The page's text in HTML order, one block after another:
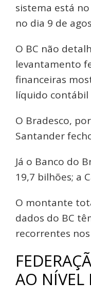
sistema está
no dia 9 de
O BC não
levantamento
financeiras
líquido contábil
O Bradesco,
Santander
Já o Banco do
19,7 bilhões; a
O montante
dados do BC
recorrentes
AO NÍVEL